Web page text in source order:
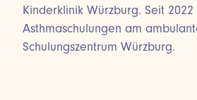
Kinderklinik Würzburg. Seit 2022
Asthmaschulungen am
Schulungszentrum Würzburg.